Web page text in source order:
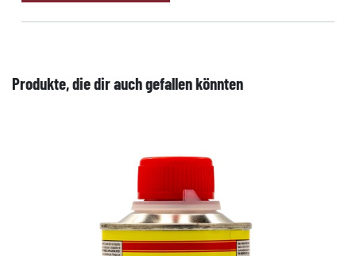
Produkte, die dir auch gefallen könnten